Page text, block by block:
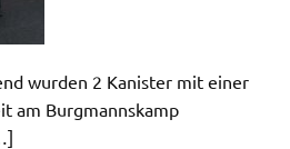
wurden 2 Kanister mit einer
am Burgmannskamp